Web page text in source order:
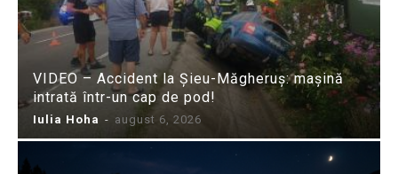
VIDEO – Accident la Șieu-Măgheruș: mașină
intrată într-un cap de pod!
Iulia Hoha - august 6, 2026